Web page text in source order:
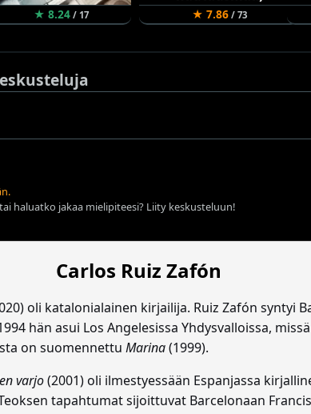
★ 8.24 / 17 ★ 7.86/ 73
haluatko jakaa mielipiteesi? Liity keskusteluun!
Carlos Ruiz Zafón
oli katalonialainen kirjailija. Ruiz Zafón
hän asui Los Angelesissa Yhdysvalloissa,
on suomennettu Marina(1999).
varjo(2001) oli ilmestyessään Espanjassa
tapahtumat sijoittuvat Barcelonaan